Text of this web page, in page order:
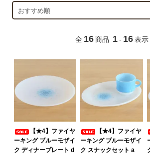
全 16 商品 1 - 16 表示
【★4】ファイヤ
ーキング ブルーモザイ
ク ディナープレート d
【★4】ファイヤ
ーキング ブルーモザイ
ク スナックセット a